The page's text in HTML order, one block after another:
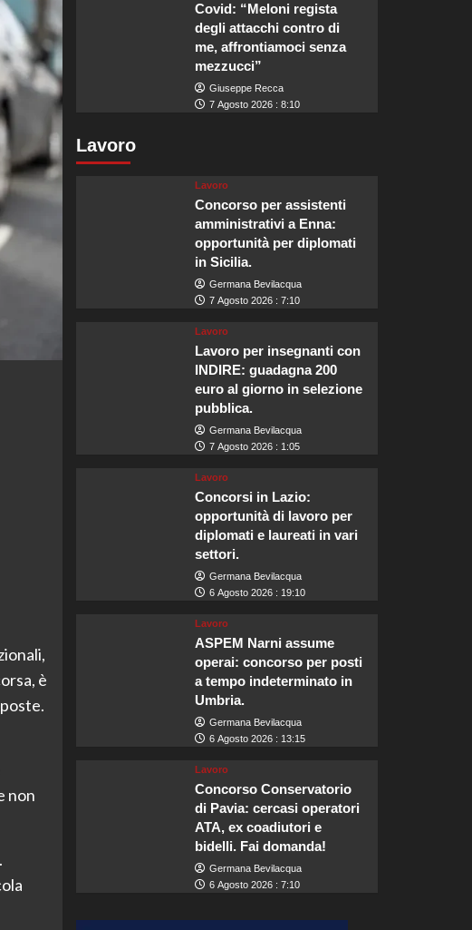
è
non
Covid: “Meloni regista
degli attacchi contro di
me, affrontiamoci senza
mezzucci”
Giuseppe Recca
7 Agosto 2026 : 8:10
Lavoro
Lavoro
Concorso per assistenti
amministrativi a Enna:
opportunità per diplomati
in Sicilia.
Germana Bevilacqua
7 Agosto 2026 : 7:10
Lavoro
Lavoro per insegnanti con
INDIRE: guadagna 200
euro al giorno in selezione
pubblica.
Germana Bevilacqua
7 Agosto 2026 : 1:05
Lavoro
Concorsi in Lazio:
opportunità di lavoro per
diplomati e laureati in vari
settori.
Germana Bevilacqua
6 Agosto 2026 : 19:10
Lavoro
ASPEM Narni assume
operai: concorso per posti
a tempo indeterminato in
Umbria.
Germana Bevilacqua
6 Agosto 2026 : 13:15
Lavoro
Concorso Conservatorio
di Pavia: cercasi operatori
ATA, ex coadiutori e
bidelli. Fai domanda!
Germana Bevilacqua
6 Agosto 2026 : 7:10